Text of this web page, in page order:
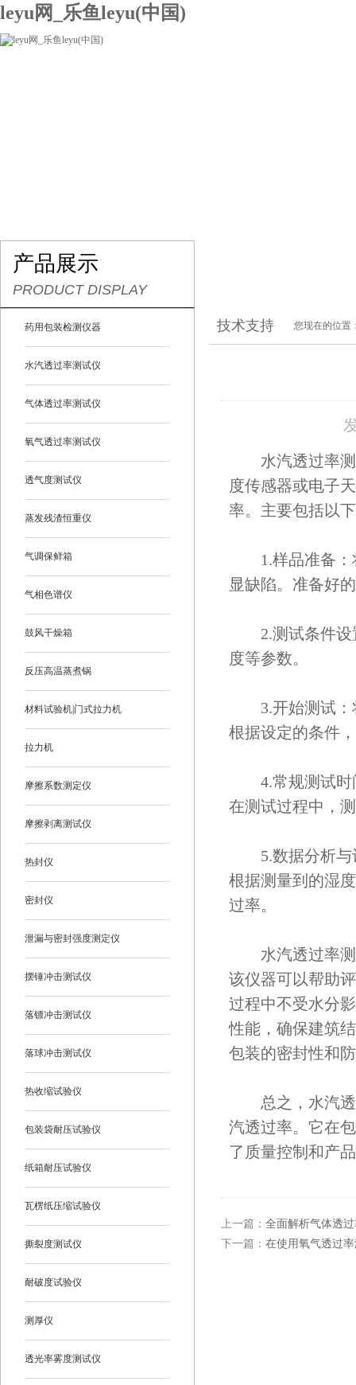
leyu网_乐鱼leyu(中国)
产品展示
PRODUCT DISPLAY
药用包装检测仪器
水汽透过率测试仪
气体透过率测试仪
氧气透过率测试仪
透气度测试仪
蒸发残渣恒重仪
气调保鲜箱
气相色谱仪
鼓风干燥箱
反压高温蒸煮锅
材料试验机|门式拉力机
拉力机
摩擦系数测定仪
摩擦剥离测试仪
热封仪
密封仪
泄漏与密封强度测定仪
摆锤冲击测试仪
落镖冲击测试仪
落球冲击测试仪
热收缩试验仪
包装袋耐压试验仪
纸箱耐压试验仪
瓦楞纸压缩试验仪
撕裂度测试仪
耐破度试验仪
测厚仪
透光率雾度测试仪
技术支持 您现在的位置
水汽透过率测
度传感器或电子
率。主要包括以
1.样品准备：
显缺陷。准备好
2.测试条件设
度等参数。
3.开始测试：
根据设定的条件
4.常规测试时
在测试过程中，
5.数据分析与
根据测量到的湿
过率。
水汽透过率测
该仪器可以帮助
过程中不受水分
性能，确保建筑
包装的密封性和
总之，水汽透
汽透过率。它在
了质量控制和产
上一篇： 全面解析气体透
下一篇： 在使用氧气透过